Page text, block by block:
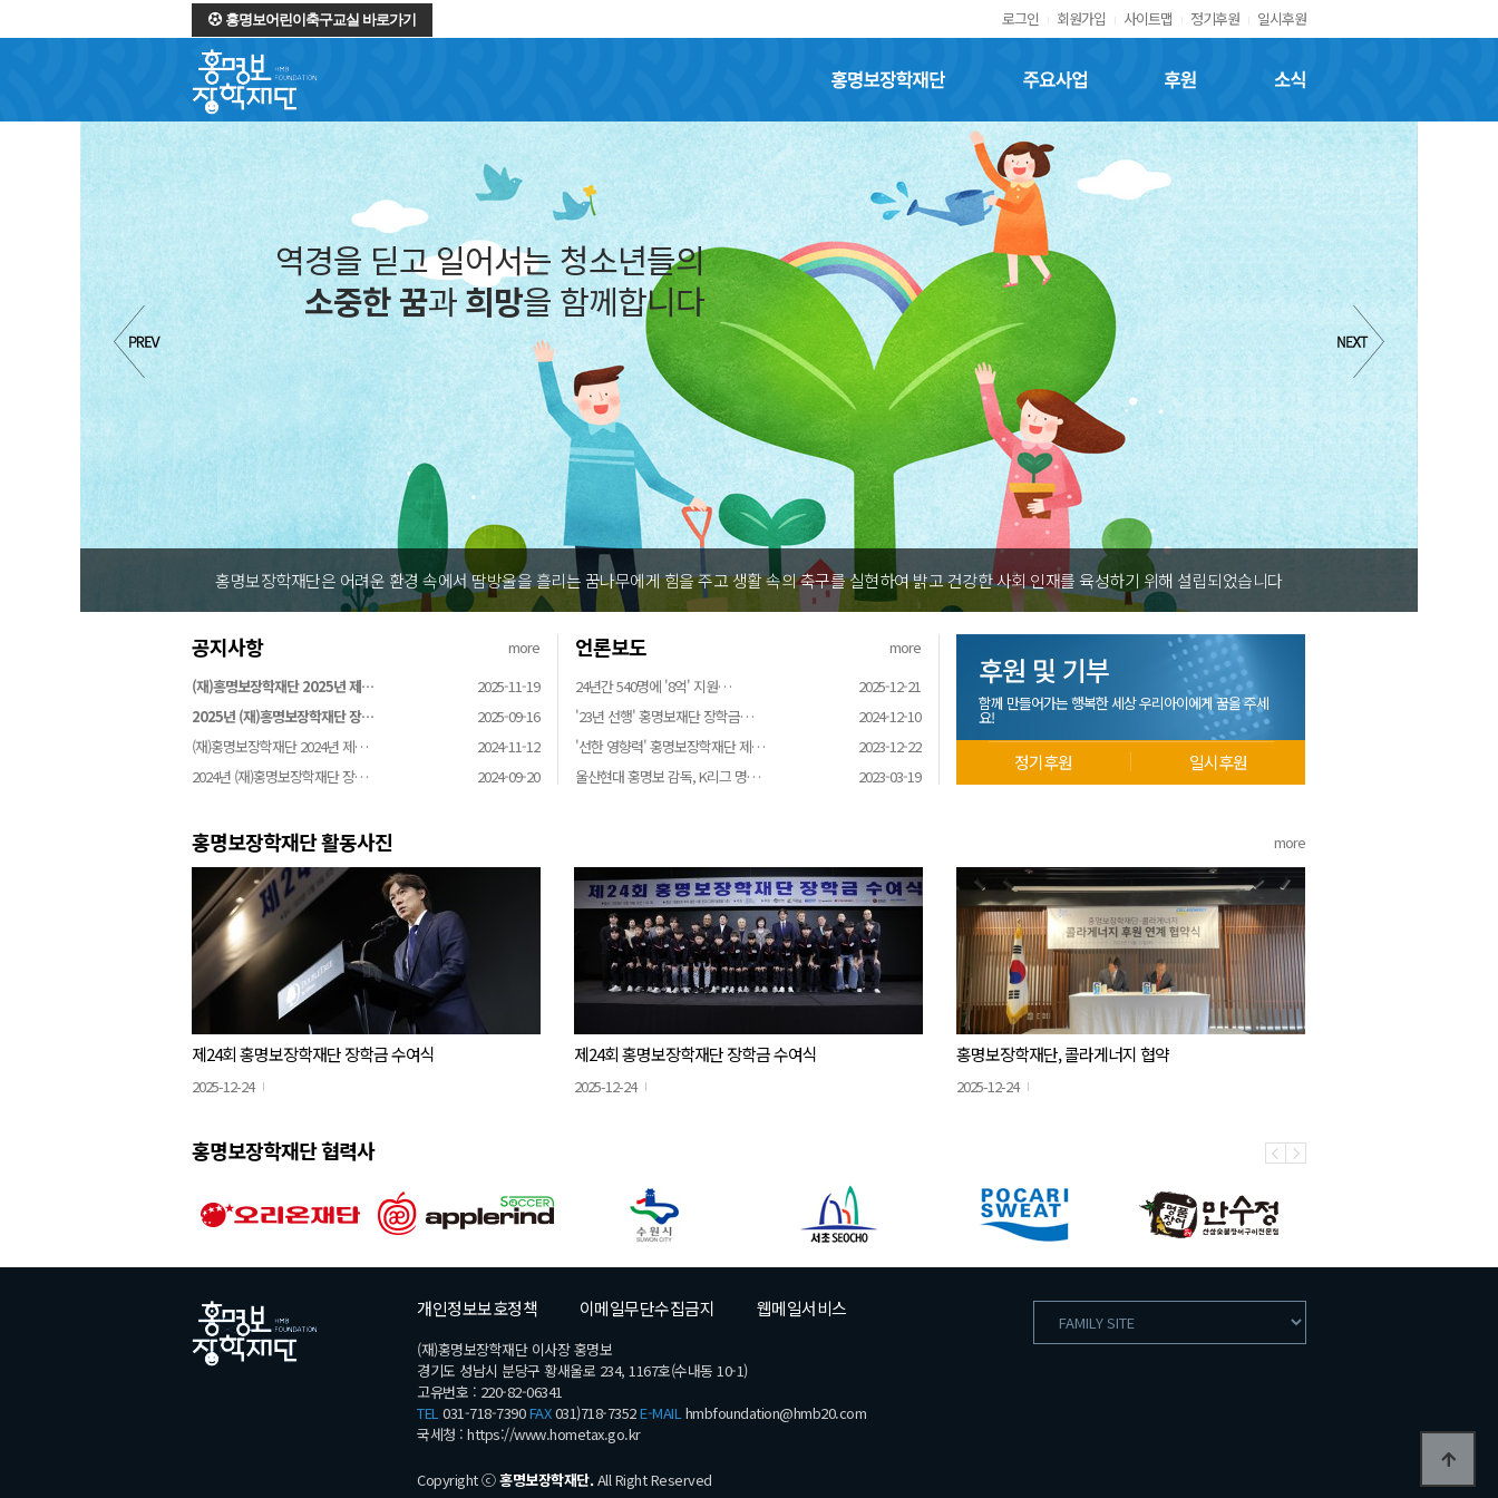
홍명보어린이축구교실 바로가기 로그인 회원가입 사이트맵 정기후원 일시후원
홍명보장학재단 주요사업 후원 소식
역경을 딛고 일어서는 청소년들의
소중한 꿈과희망을 함께합니다
홍명보장학재단은 어려운 환경 속에서 땀방울을 흘리는 꿈나무에게 힘을 주고 생활 속의 축구를 실현하여 밝고 건강한 사회 인재를 육성하기 위해 설립되었습니다
공지사항
more
(재)홍명보장학재단 2025년 제…
2025-11-19
2025년 (재)홍명보장학재단 장…
2025-09-16
(재)홍명보장학재단 2024년 제…
2024-11-12
2024년 (재)홍명보장학재단 장…
2024-09-20
언론보도
more
24년간 540명에 '8억' 지원…
2025-12-21
'23년 선행' 홍명보재단 장학금…
2024-12-10
'선한 영향력' 홍명보장학재단 제…
2023-12-22
울산현대 홍명보 감독, K리그 명…
2023-03-19
후원 및 기부
함께 만들어가는 행복한 세상 우리아이에게 꿈을 주세
요!
정기후원 일시후원
홍명보장학재단 활동사진 more
제24회 홍명보장학재단 장학금 수여식
2025-12-24
제24회 홍명보장학재단 장학금 수여식
2025-12-24
홍명보장학재단, 콜라게너지 협약
2025-12-24
홍명보장학재단 협력사
개인정보보호정책 이메일무단수집금지 웹메일서비스
(재)홍명보장학재단 이사장 홍명보
경기도 성남시 분당구 황새울로 234, 1167호(수내동 10-1)
고유번호 : 220-82-06341
TEL031-718-7390FAX031)718-7352E-MAILhmbfoundation@hmb20.com
국세청 : https://www.hometax.go.kr
Copyright ⓒ홍명보장학재단.All Right Reserved